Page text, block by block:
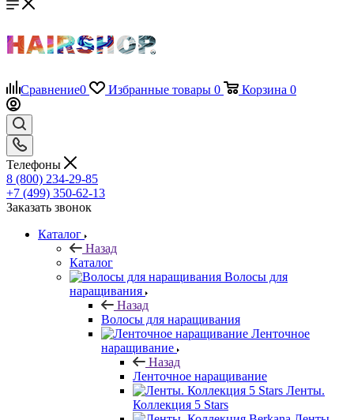
Сравнение0 Избранные товары 0 Корзина 0
Телефоны
8 (800) 234-29-85
+7 (499) 350-62-13
Заказать звонок
Каталог
Назад
Каталог
Волосы для
наращивания
Назад
Волосы для наращивания
Ленточное
наращивание
Назад
Ленточное наращивание
Ленты.
Коллекция 5 Stars